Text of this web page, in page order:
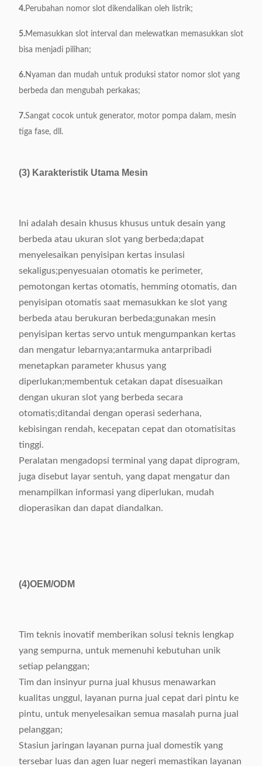
4.Perubahan nomor slot dikendalikan oleh listrik;
5.Memasukkan slot interval dan melewatkan memasukkan slot
bisa menjadi pilihan;
6.Nyaman dan mudah untuk produksi stator nomor slot yang
berbeda dan mengubah perkakas;
7.Sangat cocok untuk generator, motor pompa dalam, mesin
tiga fase, dll.
(3) Karakteristik Utama Mesin
Ini adalah desain khusus khusus untuk desain yang
berbeda atau ukuran slot yang berbeda;dapat
menyelesaikan penyisipan kertas insulasi
sekaligus;penyesuaian otomatis ke perimeter,
pemotongan kertas otomatis, hemming otomatis, dan
penyisipan otomatis saat memasukkan ke slot yang
berbeda atau berukuran berbeda;gunakan mesin
penyisipan kertas servo untuk mengumpankan kertas
dan mengatur lebarnya;antarmuka antarpribadi
menetapkan parameter khusus yang
diperlukan;membentuk cetakan dapat disesuaikan
dengan ukuran slot yang berbeda secara
otomatis;ditandai dengan operasi sederhana,
kebisingan rendah, kecepatan cepat dan otomatisitas
tinggi.
Peralatan mengadopsi terminal yang dapat diprogram,
juga disebut layar sentuh, yang dapat mengatur dan
menampilkan informasi yang diperlukan, mudah
dioperasikan dan dapat diandalkan.
(4)OEM/ODM
Tim teknis inovatif memberikan solusi teknis lengkap
yang sempurna, untuk memenuhi kebutuhan unik
setiap pelanggan;
Tim dan insinyur purna jual khusus menawarkan
kualitas unggul, layanan purna jual cepat dari pintu ke
pintu, untuk menyelesaikan semua masalah purna jual
pelanggan;
Stasiun jaringan layanan purna jual domestik yang
tersebar luas dan agen luar negeri memastikan layanan